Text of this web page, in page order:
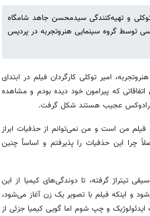
و تهیه‌کنندگی سیدمحسن جاهد شامگاه
طوسی توسط گروه سینمایی هنروتجربه در پردیس
امیر توکلی کارگردان فیلم در ابتدای
که پیرامون خود دیده بودم و مشاهده
عجیب هستند شکل گرفت.
من است و من نمی‌توانم از حذفیات ابراز
چرا این حذفیات را پذیرفتم و اساساً چنین
تیتراژ گرفته، تا دوندگی‌های کیمیا از این
و اینکه فیلم با تصویر یک زن آغاز می‌شود،
و چپ شوم اما گویی کیمیا جزئی از